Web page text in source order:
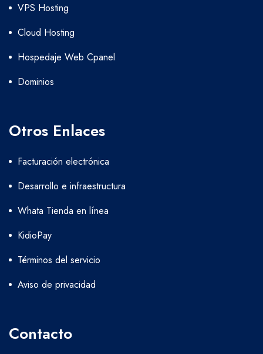
VPS Hosting
Cloud Hosting
Hospedaje Web Cpanel
Dominios
Otros Enlaces
Facturación electrónica
Desarrollo e infraestructura
Whata Tienda en línea
KidioPay
Términos del servicio
Aviso de privacidad
Contacto